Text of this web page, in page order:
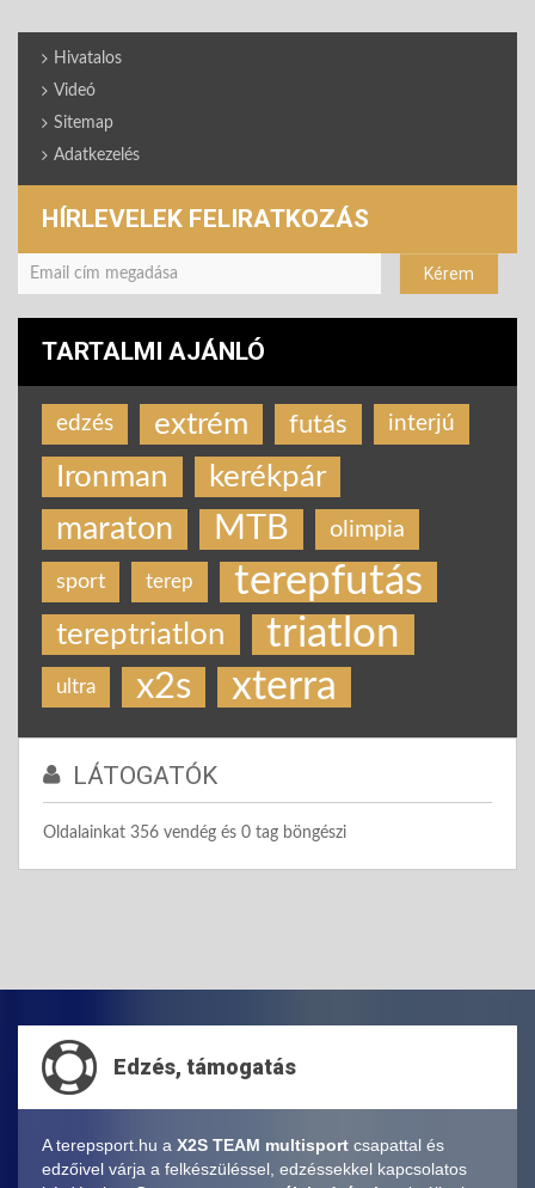
Hivatalos
Videó
Sitemap
Adatkezelés
HÍRLEVELEK FELIRATKOZÁS
TARTALMI AJÁNLÓ
edzés extrém futás interjú
Ironman kerékpár
maraton MTB olimpia
sport terep terepfutás
tereptriatlon triatlon
ultra x2s xterra
LÁTOGATÓK
Oldalainkat 356 vendég és 0 tag böngészi
Edzés, támogatás
A terepsport.hu a X2S TEAM multisport csapattal és
edzőivel várja a felkészüléssel, edzéssekkel kapcsolatos